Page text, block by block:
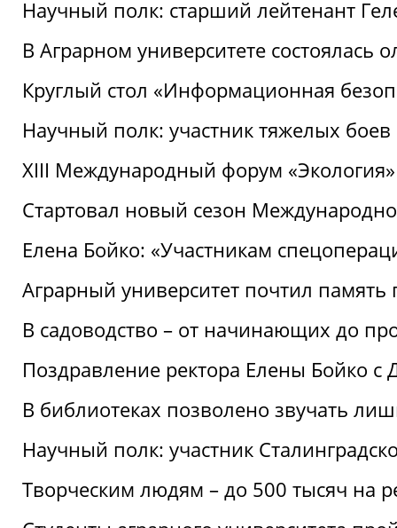
Научный полк: старший лейтенант
В Аграрном университете состоялась
Круглый стол «Информационная
Научный полк: участник тяжелых
XIII Международный форум
Стартовал новый сезон
Елена Бойко: «Участникам
Аграрный университет почтил
В садоводство – от начинающих до
Поздравление ректора Елены Бойко
В библиотеках позволено звучать
Научный полк: участник
Творческим людям – до 500 тысяч на